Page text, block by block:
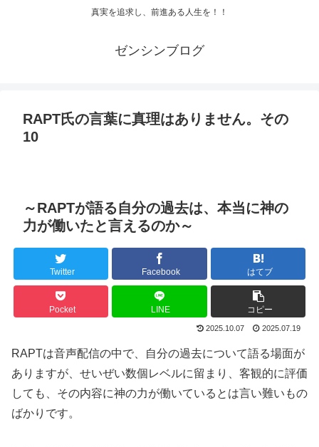
真実を追求し、前進ある人生を！！
ゼンシンブログ
RAPT氏の言葉に真理はありません。その
10
～RAPTが語る自分の過去は、本当に神の
力が働いたと言えるのか～
Twitter Facebook はてブ
Pocket LINE コピー
2025.10.07 2025.07.19
RAPTは音声配信の中で、自分の過去について語る場面が
ありますが、せいぜい数個レベルに留まり、客観的に評価
しても、その内容に神の力が働いているとは言い難いもの
ばかりです。